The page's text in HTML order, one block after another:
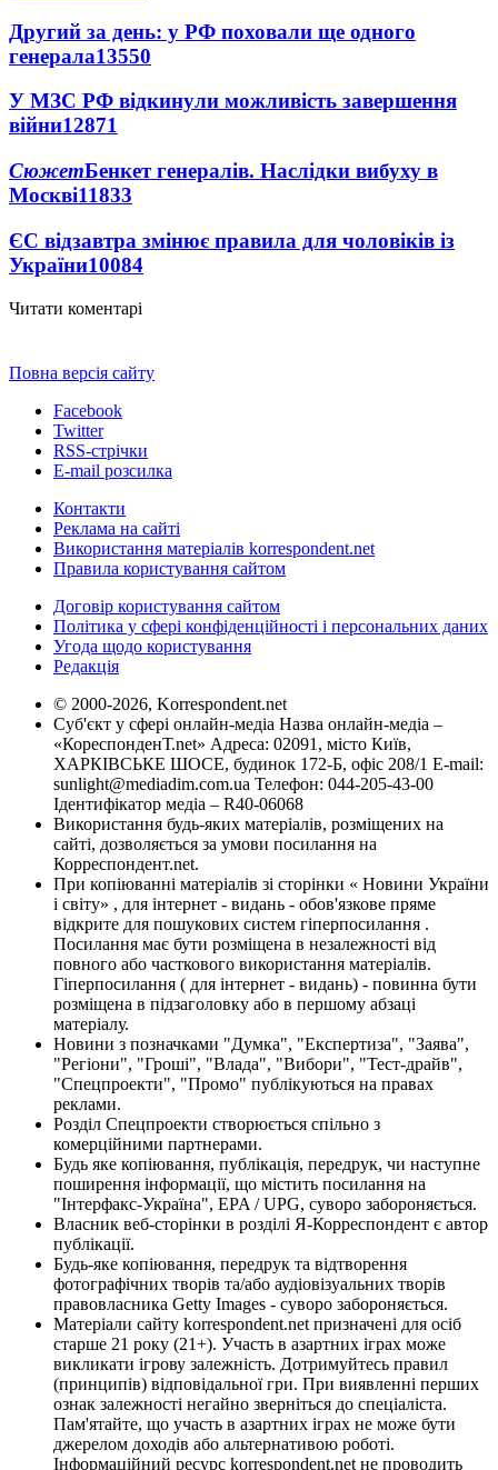
Другий за день: у РФ поховали ще одного
генерала13550
У МЗС РФ відкинули можливість завершення
війни12871
СюжетБенкет генералів. Наслідки вибуху в
Москві11833
ЄС відзавтра змінює правила для чоловіків із
України10084
Читати коментарі
Повна версія сайту
Facebook
Twitter
RSS-стрічки
E-mail розсилка
Контакти
Реклама на сайті
Використання матеріалів korrespondent.net
Правила користування сайтом
Договір користування сайтом
Політика у сфері конфіденційності і персональних даних
Угода щодо користування
Редакція
© 2000-2026, Korrespondent.net
Суб'єкт у сфері онлайн-медіа Назва онлайн-медіа –
«КореспонденТ.net» Адреса: 02091, місто Київ,
ХАРКІВСЬКЕ ШОСЕ, будинок 172-Б, офіс 208/1 E-mail:
sunlight@mediadim.com.ua Телефон: 044-205-43-00
Ідентифікатор медіа – R40-06068
Використання будь-яких матеріалів, розміщених на
сайті, дозволяється за умови посилання на
Корреспондент.net.
При копіюванні матеріалів зі сторінки « Новини України
і світу» , для інтернет - видань - обов'язкове пряме
відкрите для пошукових систем гіперпосилання .
Посилання має бути розміщена в незалежності від
повного або часткового використання матеріалів.
Гіперпосилання ( для інтернет - видань) - повинна бути
розміщена в підзаголовку або в першому абзаці
матеріалу.
Новини з позначками "Думка", "Експертиза", "Заява",
"Регіони", "Гроші", "Влада", "Вибори", "Тест-драйв",
"Спецпроекти", "Промо" публікуються на правах
реклами.
Розділ Спецпроекти створюється спільно з
комерційними партнерами.
Будь яке копіювання, публікація, передрук, чи наступне
поширення інформації, що містить посилання на
"Інтерфакс-Україна", EPA / UPG, суворо забороняється.
Власник веб-сторінки в розділі Я-Корреспондент є автор
публікації.
Будь-яке копіювання, передрук та відтворення
фотографічних творів та/або аудіовізуальних творів
правовласника Getty Images - суворо забороняється.
Матеріали сайту korrespondent.net призначені для осіб
старше 21 року (21+). Участь в азартних іграх може
викликати ігрову залежність. Дотримуйтесь правил
(принципів) відповідальної гри. При виявленні перших
ознак залежності негайно зверніться до спеціаліста.
Пам'ятайте, що участь в азартних іграх не може бути
джерелом доходів або альтернативою роботі.
Інформаційний ресурс korrespondent.net не проводить